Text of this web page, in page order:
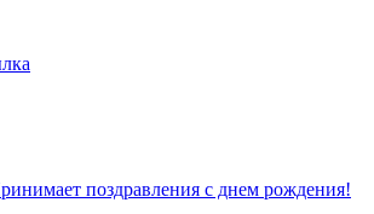
поздравления с днем рождения!